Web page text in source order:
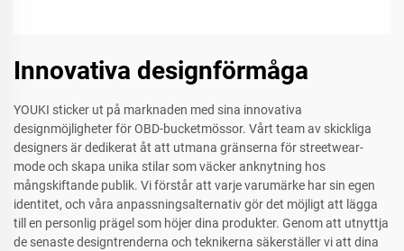
Innovativa designförmåga
YOUKI sticker ut på marknaden med sina innovativa
designmöjligheter för OBD-bucketmössor. Vårt team av skickliga
designers är dedikerat åt att utmana gränserna för streetwear-
mode och skapa unika stilar som väcker anknytning hos
mångskiftande publik. Vi förstår att varje varumärke har sin egen
identitet, och våra anpassningsalternativ gör det möjligt att lägga
till en personlig prägel som höjer dina produkter. Genom att utnyttja
de senaste designtrenderna och teknikerna säkerställer vi att dina